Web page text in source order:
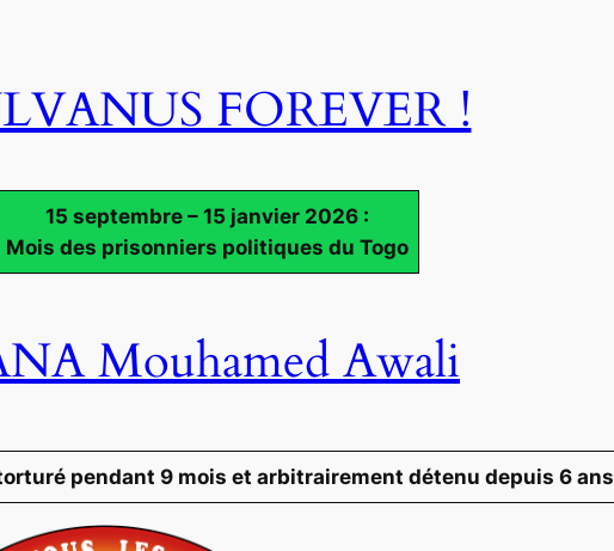
FOREVER !
15 septembre – 15 janvier 2026 :
Mois des prisonniers politiques du Togo
Mouhamed Awali
pendant 9 mois et arbitrairement détenu depuis 6 ans